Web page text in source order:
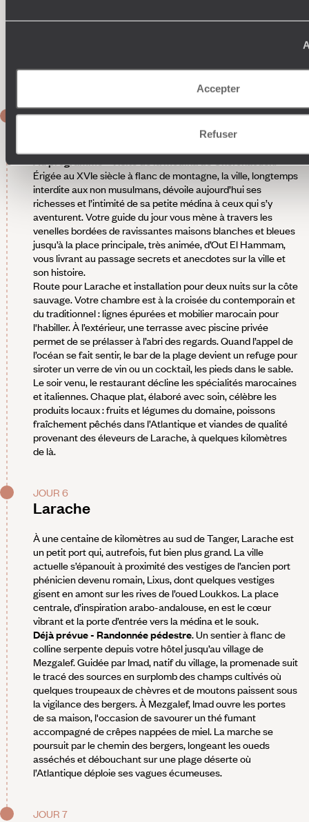
Accepter
Refuser
: Chefchaouen, Kensington, Istanbul, Nairobi, Jaipur,
sur la ville et les montagnes environnantes.
JOUR 5
Au programme - Visite de la médina de Chefchaouen.
Érigée au XVIe siècle à flanc de montagne, la ville, longtemps
interdite aux non musulmans, dévoile aujourd’hui ses
richesses et l’intimité de sa petite médina à ceux qui s’y
aventurent. Votre guide du jour vous mène à travers les
venelles bordées de ravissantes maisons blanches et bleues
jusqu’à la place principale, très animée, d’Out El Hammam,
vous livrant au passage secrets et anecdotes sur la ville et
son histoire.
Route pour Larache et installation pour deux nuits sur la côte
sauvage. Votre chambre est à la croisée du contemporain et
du traditionnel : lignes épurées et mobilier marocain pour
l'habiller. À l’extérieur, une terrasse avec piscine privée
permet de se prélasser à l’abri des regards. Quand l’appel de
l’océan se fait sentir, le bar de la plage devient un refuge pour
siroter un verre de vin ou un cocktail, les pieds dans le sable.
Le soir venu, le restaurant décline les spécialités marocaines
et italiennes. Chaque plat, élaboré avec soin, célèbre les
produits locaux : fruits et légumes du domaine, poissons
fraîchement pêchés dans l’Atlantique et viandes de qualité
provenant des éleveurs de Larache, à quelques kilomètres
de là.
JOUR 6
Larache
À une centaine de kilomètres au sud de Tanger, Larache est
un petit port qui, autrefois, fut bien plus grand. La ville
actuelle s’épanouit à proximité des vestiges de l’ancien port
phénicien devenu romain, Lixus, dont quelques vestiges
gisent en amont sur les rives de l’oued Loukkos. La place
centrale, d’inspiration arabo-andalouse, en est le cœur
vibrant et la porte d’entrée vers la médina et le souk.
Déjà prévue - Randonnée pédestre. Un sentier à flanc de
colline serpente depuis votre hôtel jusqu’au village de
Mezgalef. Guidée par Imad, natif du village, la promenade suit
le tracé des sources en surplomb des champs cultivés où
quelques troupeaux de chèvres et de moutons paissent sous
la vigilance des bergers. À Mezgalef, Imad ouvre les portes
de sa maison, l'occasion de savourer un thé fumant
accompagné de crêpes nappées de miel. La marche se
poursuit par le chemin des bergers, longeant les oueds
asséchés et débouchant sur une plage déserte où
l’Atlantique déploie ses vagues écumeuses.
JOUR 7